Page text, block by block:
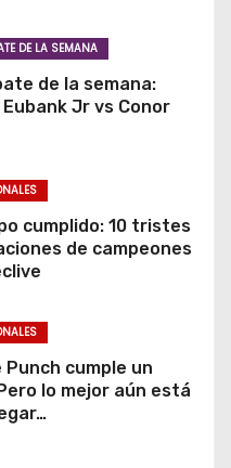
DE LA SEMANA
de la semana:
Eubank Jr vs Conor
cumplido: 10 tristes
de campeones
Punch cumple un
lo mejor aún está